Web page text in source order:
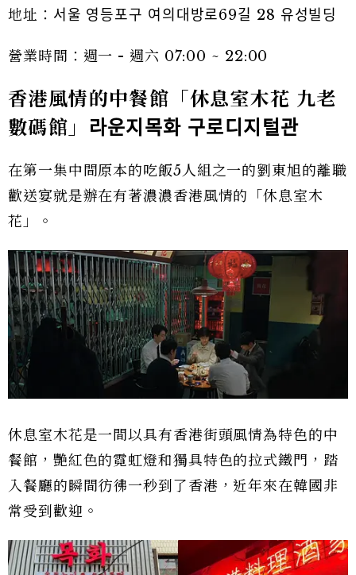
地址：서울 영등포구 여의대방로69길 28 유성빌딩
營業時間：週一 - 週六 07:00 ~ 22:00
香港風情的中餐館「休息室木花 九老
數碼館」라운지목화 구로디지털관
在第一集中間原本的吃飯5人組之一的劉東旭的離職
歡送宴就是辦在有著濃濃香港風情的「休息室木
花」。
休息室木花是一間以具有香港街頭風情為特色的中
餐館，艷紅色的霓虹燈和獨具特色的拉式鐵門，踏
入餐廳的瞬間彷彿一秒到了香港，近年來在韓國非
常受到歡迎。